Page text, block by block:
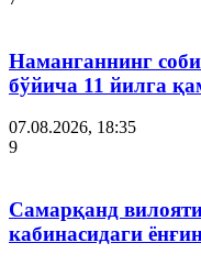
Наманганнинг
бўйича 11 йилга
07.08.2026, 18:35
9
Самарқанд
кабинасидаги